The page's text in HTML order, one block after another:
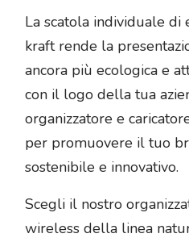
La scatola individuale di
kraft rende la
ancora più ecologica e
con il logo della tua
organizzatore e
per promuovere il tuo
sostenibile e innovativo.
Scegli il nostro
wireless della linea